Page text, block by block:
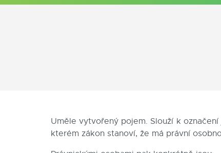
Uměle vytvořený pojem. Slouží k
kterém zákon stanoví, že má právní